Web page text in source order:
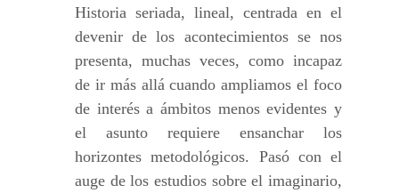
Historia seriada, lineal, centrada en el
devenir de los acontecimientos se nos
presenta, muchas veces, como incapaz
de ir más allá cuando ampliamos el foco
de interés a ámbitos menos evidentes y
el asunto requiere ensanchar los
horizontes metodológicos. Pasó con el
auge de los estudios sobre el imaginario,